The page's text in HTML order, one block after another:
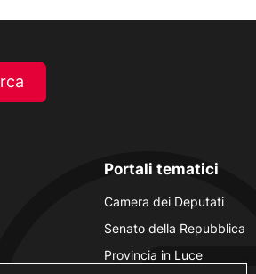
Portali tematici
Camera dei Deputati
Senato della Repubblica
Provincia in Luce